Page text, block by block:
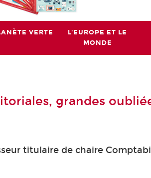
VERTE
L'EUROPE ET LE
MONDE
grandes
titulaire de chaire